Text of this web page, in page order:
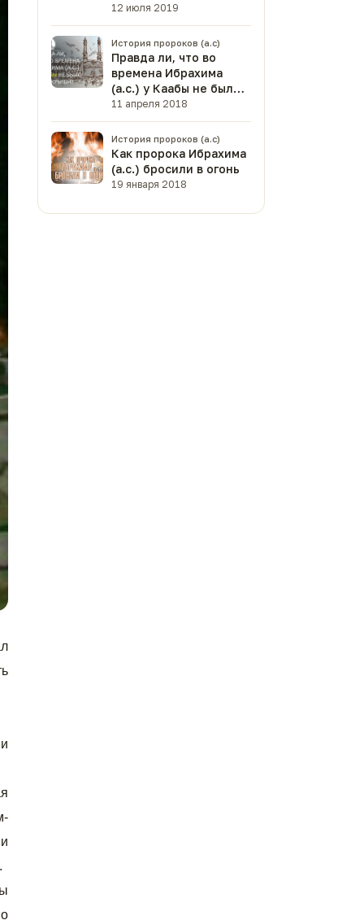
Всевышний
12 июля 2019
История пророков (а.с)
Правда ли, что во
времена Ибрахима
(а.с.) у Каабы не было
даже крыши?
11 апреля 2018
История пророков (а.с)
Как пророка Ибрахима
(а.с.) бросили в огонь
19 января 2018